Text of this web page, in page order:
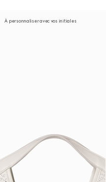
À personnaliser avec vos initiales